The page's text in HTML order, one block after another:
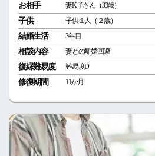
お相手 妻K子さん（33歳）
子供 子供１人（２歳）
結婚生活 3年目
相談内容 妻との離婚回避
復縁難易度 難易度D
修復期間 11か月